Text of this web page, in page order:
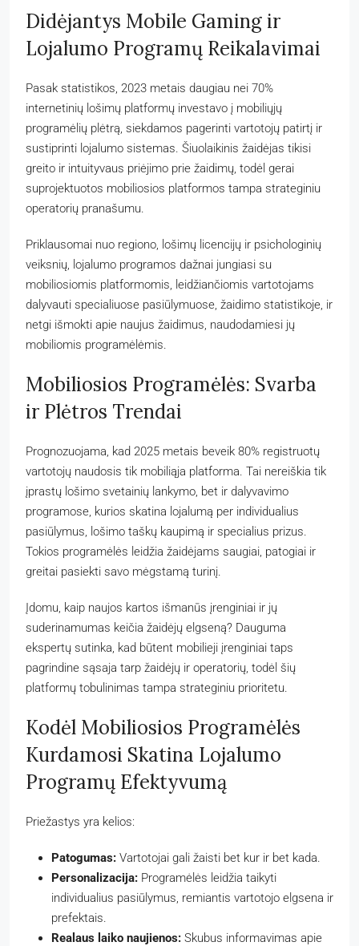
Didėjantys Mobile Gaming ir
Lojalumo Programų Reikalavimai
Pasak statistikos, 2023 metais daugiau nei 70%
internetinių lošimų platformų investavo į mobiliųjų
programėlių plėtrą, siekdamos pagerinti vartotojų patirtį ir
sustiprinti lojalumo sistemas. Šiuolaikinis žaidėjas tikisi
greito ir intuityvaus priėjimo prie žaidimų, todėl gerai
suprojektuotos mobiliosios platformos tampa strateginiu
operatorių pranašumu.
Priklausomai nuo regiono, lošimų licencijų ir psichologinių
veiksnių, lojalumo programos dažnai jungiasi su
mobiliosiomis platformomis, leidžiančiomis vartotojams
dalyvauti specialiuose pasiūlymuose, žaidimo statistikoje, ir
netgi išmokti apie naujus žaidimus, naudodamiesi jų
mobiliomis programėlėmis.
Mobiliosios Programėlės: Svarba
ir Plėtros Trendai
Prognozuojama, kad 2025 metais beveik 80% registruotų
vartotojų naudosis tik mobiliąja platforma. Tai nereiškia tik
įprastų lošimo svetainių lankymo, bet ir dalyvavimo
programose, kurios skatina lojalumą per individualius
pasiūlymus, lošimo taškų kaupimą ir specialius prizus.
Tokios programėlės leidžia žaidėjams saugiai, patogiai ir
greitai pasiekti savo mėgstamą turinį.
Įdomu, kaip naujos kartos išmanūs įrenginiai ir jų
suderinamumas keičia žaidėjų elgseną? Dauguma
ekspertų sutinka, kad būtent mobilieji įrenginiai taps
pagrindine sąsaja tarp žaidėjų ir operatorių, todėl šių
platformų tobulinimas tampa strateginiu prioritetu.
Kodėl Mobiliosios Programėlės
Kurdamosi Skatina Lojalumo
Programų Efektyvumą
Priežastys yra kelios:
Patogumas: Vartotojai gali žaisti bet kur ir bet kada.
Personalizacija: Programėlės leidžia taikyti
individualius pasiūlymus, remiantis vartotojo elgsena ir
prefektais.
Realaus laiko naujienos: Skubus informavimas apie